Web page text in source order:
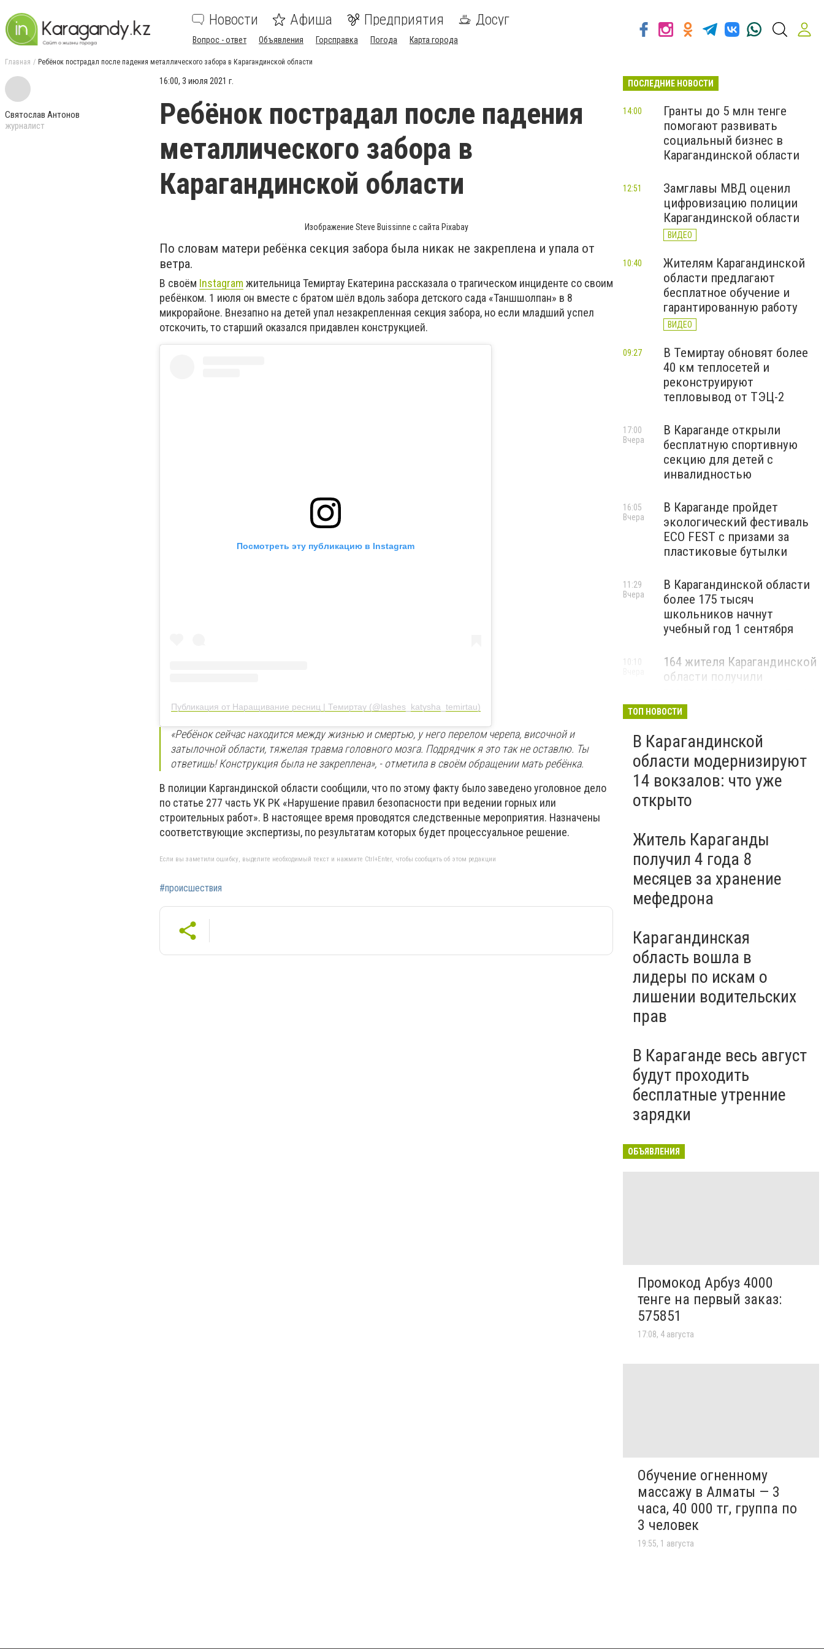
Новости Афиша Предприятия Досуг
Вопрос - ответ Объявления Горсправка Погода Карта города
Главная Ребёнок пострадал после падения металлического забора в Карагандинской области
Святослав Антонов
журналист
16:00, 3 июля 2021 г.
Ребёнок пострадал после падения
металлического забора в
Карагандинской области
Изображение Steve Buissinne с сайта Pixabay
По словам матери ребёнка секция забора была никак не закреплена и упала от
ветра.
В своём Instagram жительница Темиртау Екатерина рассказала о трагическом инциденте со своим
ребёнком. 1 июля он вместе с братом шёл вдоль забора детского сада «Таншшолпан» в 8
микрорайоне. Внезапно на детей упал незакрепленная секция забора, но если младший успел
отскочить, то старший оказался придавлен конструкцией.
Посмотреть эту публикацию в Instagram
Публикация от Наращивание ресниц | Темиртау (@lashes_katysha_temirtau)
«Ребёнок сейчас находится между жизнью и смертью, у него перелом черепа, височной и
затылочной области, тяжелая травма головного мозга. Подрядчик я это так не оставлю. Ты
ответишь! Конструкция была не закреплена», - отметила в своём обращении мать ребёнка.
В полиции Каргандинской области сообщили, что по этому факту было заведено уголовное дело
по статье 277 часть УК РК «Нарушение правил безопасности при ведении горных или
строительных работ». В настоящее время проводятся следственные мероприятия. Назначены
соответствующие экспертизы, по результатам которых будет процессуальное решение.
Если вы заметили ошибку, выделите необходимый текст и нажмите Ctrl+Enter, чтобы сообщить об этом редакции
#происшествия
ПОСЛЕДНИЕ НОВОСТИ
Гранты до 5 млн тенге
помогают развивать
социальный бизнес в
Карагандинской области
14:00
Замглавы МВД оценил
цифровизацию полиции
Карагандинской области
ВИДЕО
12:51
Жителям Карагандинской
области предлагают
бесплатное обучение и
гарантированную работу
ВИДЕО
10:40
В Темиртау обновят более
40 км теплосетей и
реконструируют
тепловывод от ТЭЦ-2
09:27
В Караганде открыли
бесплатную спортивную
секцию для детей с
инвалидностью
17:00
Вчера
В Караганде пройдет
экологический фестиваль
ECO FEST с призами за
пластиковые бутылки
16:05
Вчера
В Карагандинской области
более 175 тысяч
школьников начнут
учебный год 1 сентября
11:29
Вчера
164 жителя Карагандинской
области получили
бизнес
10:10
ТОП НОВОСТИ
В Карагандинской
области модернизируют
14 вокзалов: что уже
открыто
Житель Караганды
получил 4 года 8
месяцев за хранение
мефедрона
Карагандинская
область вошла в
лидеры по искам о
лишении водительских
прав
В Караганде весь август
будут проходить
бесплатные утренние
зарядки
ОБЪЯВЛЕНИЯ
Промокод Арбуз 4000
тенге на первый заказ:
575851
17:08, 4 августа
Обучение огненному
массажу в Алматы — 3
часа, 40 000 тг, группа по
3 человек
19:55, 1 августа